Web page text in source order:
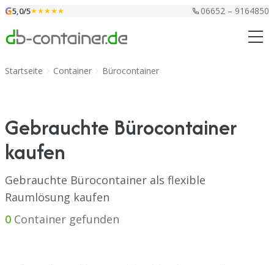
Zum Inhalt springen
G5,0/5★★★★★ 06652 – 9164850
Startseite Container Bürocontainer
Gebrauchte Bürocontainer
kaufen
Gebrauchte Bürocontainer als flexible
Raumlösung kaufen
0 Container gefunden